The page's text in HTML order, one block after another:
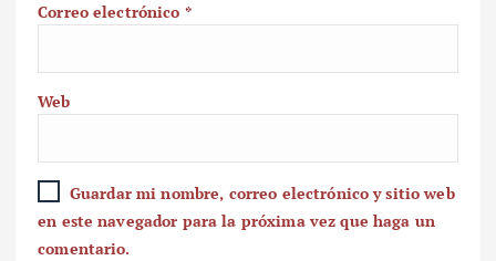
Correo electrónico *
Web
Guardar mi nombre, correo electrónico y sitio web
en este navegador para la próxima vez que haga un
comentario.